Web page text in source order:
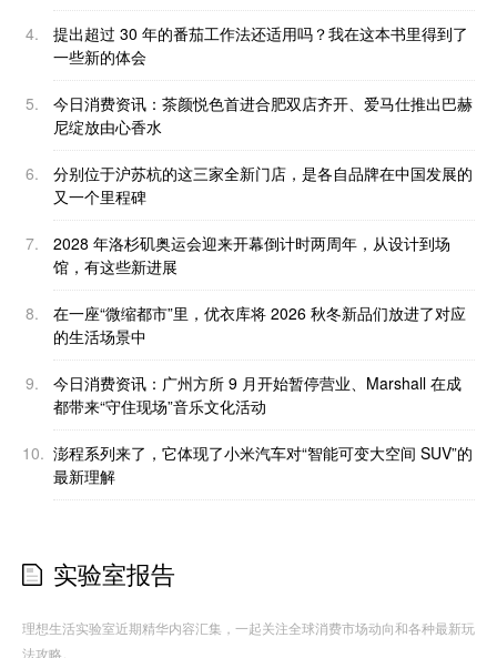
4.
提出超过 30 年的番茄工作法还适用吗？我在这本书里得到了
一些新的体会
5.
今日消费资讯：茶颜悦色首进合肥双店齐开、爱马仕推出巴赫
尼绽放由心香水
6.
分别位于沪苏杭的这三家全新门店，是各自品牌在中国发展的
又一个里程碑
7.
2028 年洛杉矶奥运会迎来开幕倒计时两周年，从设计到场
馆，有这些新进展
8.
在一座“微缩都市”里，优衣库将 2026 秋冬新品们放进了对应
的生活场景中
9.
今日消费资讯：广州方所 9 月开始暂停营业、Marshall 在成
都带来“守住现场”音乐文化活动
10. 澎程系列来了，它体现了小米汽车对“智能可变大空间 SUV”的
最新理解
实验室报告
理想生活实验室近期精华内容汇集，一起关注全球消费市场动向和各种最新玩
法攻略。